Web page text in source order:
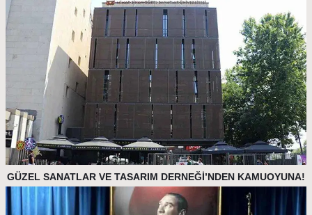
GÜZEL SANATLAR VE TASARIM DERNEĞİ’NDEN KAMUOYUNA!